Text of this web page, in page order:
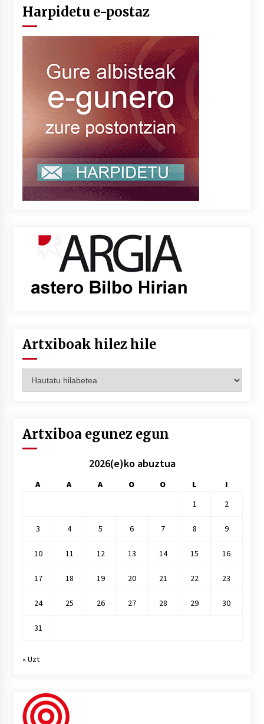
Harpidetu e-postaz
Artxiboak hilez hile
hilez
Artxiboa egunez egun
2026(e)ko abuztua
A A A O O L
I
1
2
3 4 5 6 7 8 9
10 11 12 13 14 15 16
17 18 19 20 21 22 23
24 25 26 27 28 29 30
31
« Uzt